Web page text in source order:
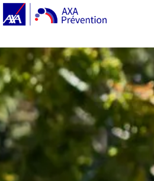
EN BREF
Le bénévolat sportif, un enjeu
société
Le bénévolat, la clé de la
Le bénévolat : un engagement
AXA Prévention et ILC France :
société plus active et solidaire
Comment s’engager ? Les
dans le bénévolat